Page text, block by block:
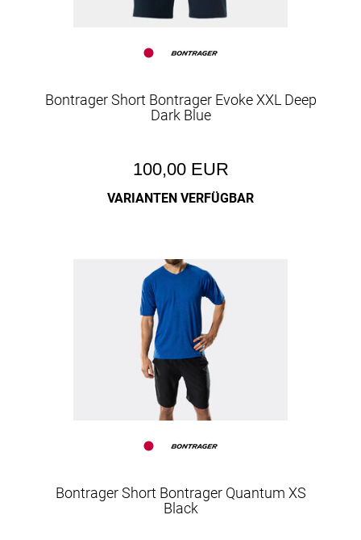
Bontrager Short Bontrager Evoke XXL Deep
Dark Blue
100,00 EUR
VARIANTEN VERFÜGBAR
Bontrager Short Bontrager Quantum XS
Black